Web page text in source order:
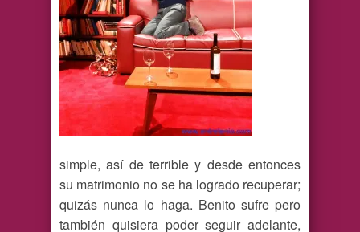
simple, así de terrible y desde entonces
su matrimonio no se ha logrado recuperar;
quizás nunca lo haga. Benito sufre pero
también quisiera poder seguir adelante,